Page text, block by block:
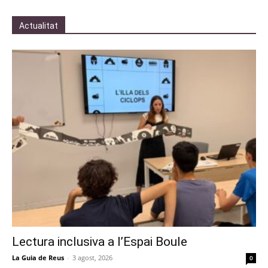
Actualitat
Lectura inclusiva a l’Espai Boule
La Guia de Reus - 3 agost, 2026 0